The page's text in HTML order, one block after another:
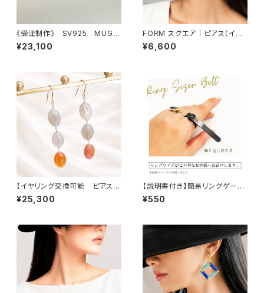
《受注制作》 SV925 MUGE
N リング
¥23,100
FORM スクエア｜ピアス（イヤ
リング交換可）
¥6,600
【イヤリング交換可能 ピアス】
アゲート
¥25,300
【説明書付き】簡易リングゲージ
バンド
¥550